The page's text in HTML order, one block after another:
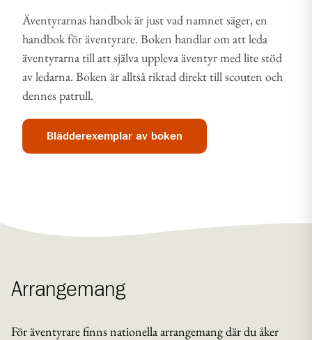
Äventyrarnas handbok är just vad namnet säger, en
handbok för äventyrare. Boken handlar om att leda
äventyrarna till att själva uppleva äventyr med lite stöd
av ledarna. Boken är alltså riktad direkt till scouten och
dennes patrull.
Blädderexemplar av boken
Arrangemang
För äventyrare finns nationella arrangemang där du åker